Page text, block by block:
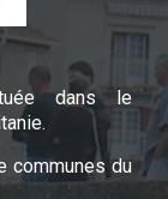
dans le
communes du